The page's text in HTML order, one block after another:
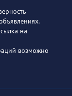
на
возможно